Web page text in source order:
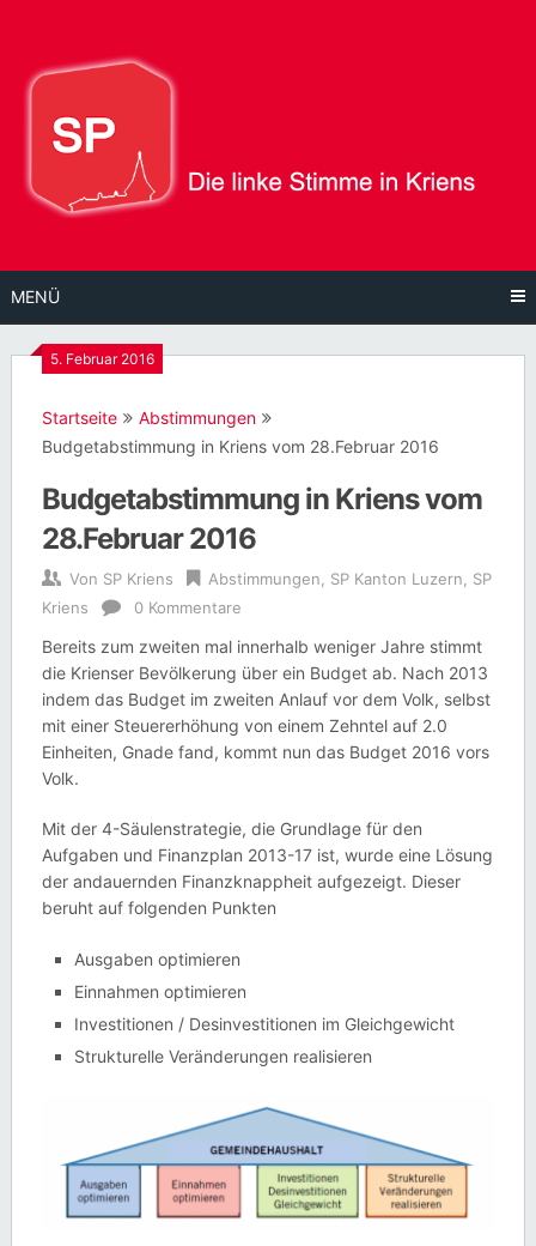
Inhalt
MENÜ
5. Februar 2016
Startseite
Abstimmungen
Budgetabstimmung in Kriens vom 28.Februar 2016
Budgetabstimmung in Kriens vom
28.Februar 2016
Von SP Kriens Abstimmungen SP Kanton Luzern
SP
Kriens
0 Kommentare
Bereits zum zweiten mal innerhalb weniger Jahre stimmt
die Krienser Bevölkerung über ein Budget ab. Nach 2013
indem das Budget im zweiten Anlauf vor dem Volk, selbst
mit einer Steuererhöhung von einem Zehntel auf 2.0
Einheiten, Gnade fand, kommt nun das Budget 2016 vors
Volk.
Mit der 4-Säulenstrategie, die Grundlage für den
Aufgaben und Finanzplan 2013-17 ist, wurde eine Lösung
der andauernden Finanzknappheit aufgezeigt. Dieser
beruht auf folgenden Punkten
Ausgaben optimieren
Einnahmen optimieren
Investitionen / Desinvestitionen im Gleichgewicht
Strukturelle Veränderungen realisieren